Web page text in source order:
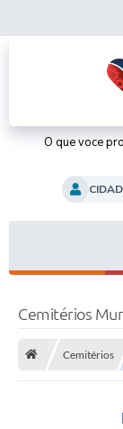
O que voce
Cemitérios
Cemitérios